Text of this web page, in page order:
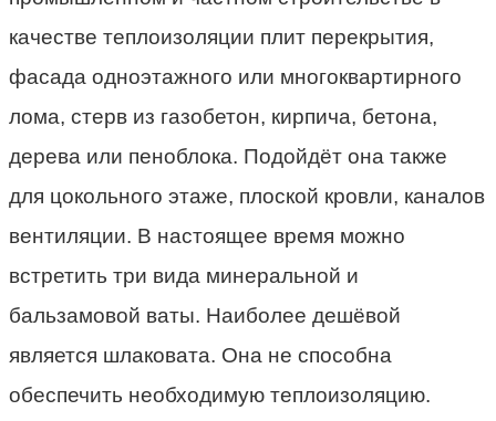
качестве теплоизоляции плит перекрытия,
фасада одноэтажного или многоквартирного
лома, стерв из газобетон, кирпича, бетона,
дерева или пеноблока. Подойдёт она также
для цокольного этаже, плоской кровли, каналов
вентиляции. В настоящее время можно
встретить три вида минеральной и
бальзамовой ваты. Наиболее дешёвой
является шлаковата. Она не способна
обеспечить необходимую теплоизоляцию.